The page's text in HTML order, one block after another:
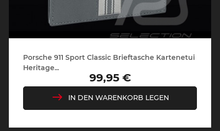
Porsche 911 Sport Classic Brieftasche Kartenetui
Heritage...
Preis
99,95 €
IN DEN WARENKORB LEGEN